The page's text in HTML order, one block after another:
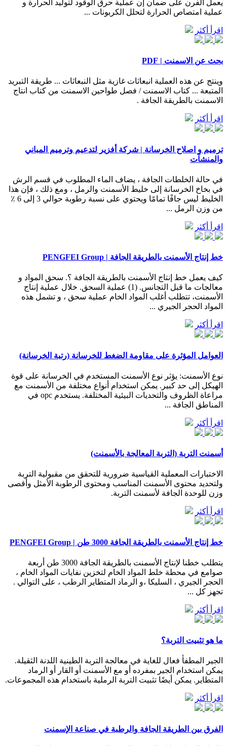
يعمل الفرن على ضمان إن عملية حرق الوقود لتوليد الحرارة و
عملية امتصاص الحرارة لتحلل الكربونات ...
اقرأ أكثر
بحث عن الاسمنت | PDF
‫وينتج عن هذه العملية انبعاثات غازية مثل النبعاثات‬ ... ‫طريقة التبريد
المتبعة ... كتاب الاسمنت / فصل طواحين الاسمنت من كتاب انتاج
الاسمنت بالطريقة الجافة .
اقرأ أكثر
ترميم و اصلاح الخرسانة | شركة أفزير لتدعيم وترميم المباني
والمنشآت
في حالة الخلطات الجافة ، يضاف الماء المطلوب في قسم الرش
في بخاخ الخرسانة إلى خليط الأسمنت والرمل ، ومع ذلك ، فإن هذا
الخليط ليس جافًا تمامًا ويحتوي على نسبة رطوبة حوالي 3 إلى 6 ٪
من وزن الرمل ...
اقرأ أكثر
خط إنتاج الأسمنت بالطريقة الجافة | PENGFEI Group
كيف يعمل خط إنتاج الأسمنت بالطريقة الجافة ؟. سحق المواد و
معالجات ما قبل التجانس. (1) عملية السحق. خلال عملية إنتاج
الأسمنت، تتطلب أغلب المواد الخام عملية سحق ، و تشمل هذه
المواد الحجر الجيري ...
اقرأ أكثر
العوامل المؤثرة على مقاومة الضغط للخرسانة (رتبة الخرسانة)
نوع الأسمنت: يؤثر نوع الأسمنت المستخدم في الخرسانة على قوة
الهيكل إلى حد كبير. يمكن استخدام أنواع مختلفة من الأسمنت مع
مراعاة الظروف والتحديات البيئية المختلفة. يستخدم opc في
المناطق الجافة ...
اقرأ أكثر
أسمنت التربة (التربة المعالجة بالأسمنت)
الاختبارات المعملية القياسية ضرورية للتحقق من مقبولية التربة
ولتحديد محتوى الأسمنت المناسب ومحتوى الرطوبة الأمثل وأقصى
وزن للوحدة الجافة لأسمنت التربة.
اقرأ أكثر
خط إنتاج الأسمنت بالطريقة الجافة 3000 طن | PENGFEI Group
يتطلب خطنا لإنتاج الأسمنت بالطريقة الجافة 3000 طن أربعة
صوامع في محطة خلط المواد الخام لتخزين نفايات المواد الخام ،
الحجر الجيري ، السليكا ،و الرماد المتطاير الرطب ، على التوالي .
تجهز كل ...
اقرأ أكثر
ما هو تثبيت التربة؟
الجير المطفأ فعال للغاية في معالجة التربة الطينية اللدنة الثقيلة.
يمكن استخدام الجير بمفرده أو مع الأسمنت أو القار أو الرماد
المتطاير. يمكن أيضًا تثبيت التربة الرملية باستخدام هذه المجموعات.
اقرأ أكثر
الفرق بين الطريقة الجافة والرطبة في صناعة الإسمنت